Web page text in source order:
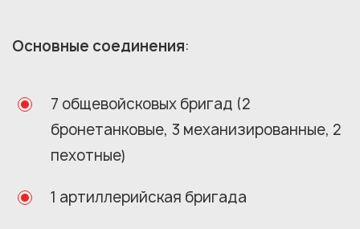
Основные соединения:
7 общевойсковых бригад (2
бронетанковые, 3 механизированные, 2
пехотные)
1 артиллерийская бригада